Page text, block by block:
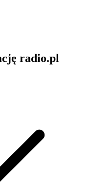
radio.pl